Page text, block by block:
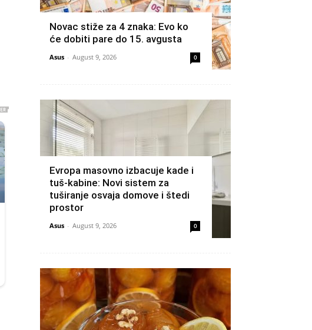
Novac stiže za 4 znaka: Evo ko
će dobiti pare do 15. avgusta
Asus - August 9, 2026 0
Evropa masovno izbacuje kade i
tuš-kabine: Novi sistem za
tuširanje osvaja domove i štedi
prostor
Asus - August 9, 2026 0